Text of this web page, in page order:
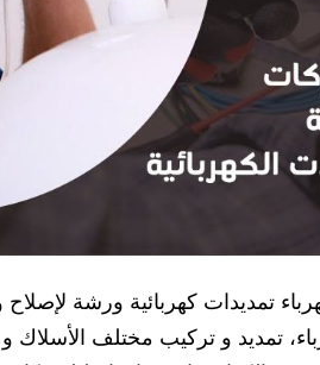
تمديدات كهربائية ورشة
تمديد و تركيب مختلف